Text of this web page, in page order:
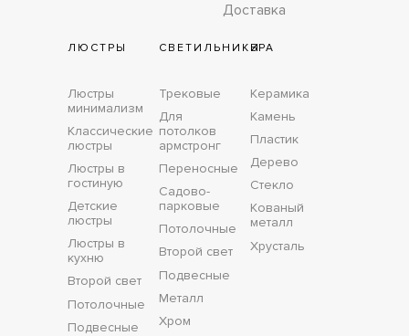
Доставка
ЛЮСТРЫ
Люстры
минимализм
Классические
люстры
Люстры в
гостиную
Детские
люстры
Люстры в
кухню
Второй свет
Потолочные
Подвесные
СВЕТИЛЬНИКИ
Трековые
Для
потолков
армстронг
Переносные
Садово-
парковые
Потолочные
Второй свет
Подвесные
Металл
Хром
БРА
Керамика
Камень
Пластик
Дерево
Стекло
Кованый
металл
Хрусталь